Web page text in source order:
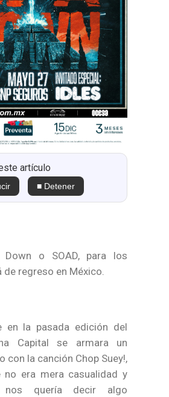
artículo
■ Detener
o SOAD, para los
de regreso en México.
en la pasada edición del
Capital se armara un
con la canción Chop Suey!,
no era mera casualidad y
nos quería decir algo